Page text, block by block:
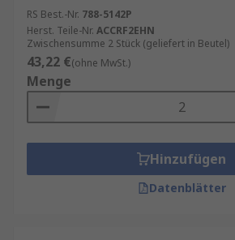
RS Best.-Nr. 788-5142P
Herst. Teile-Nr. ACCRF2EHN
Zwischensumme 2 Stück (geliefert in Beutel)
43,22 €(ohne MwSt.)
Menge
Hinzufügen
Datenblätter